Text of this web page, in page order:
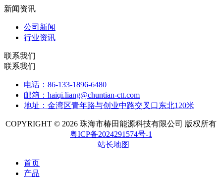
新闻资讯
公司新闻
行业资讯
联系我们
联系我们
电话：86-133-1896-6480
邮箱：haiqi.liang@chuntian-ctt.com
地址：金湾区青年路与创业中路交叉口东北120米
COPYRIGHT © 2026 珠海市椿田能源科技有限公司 版权所有
粤ICP备2024291574号-1
站长地图
首页
产品